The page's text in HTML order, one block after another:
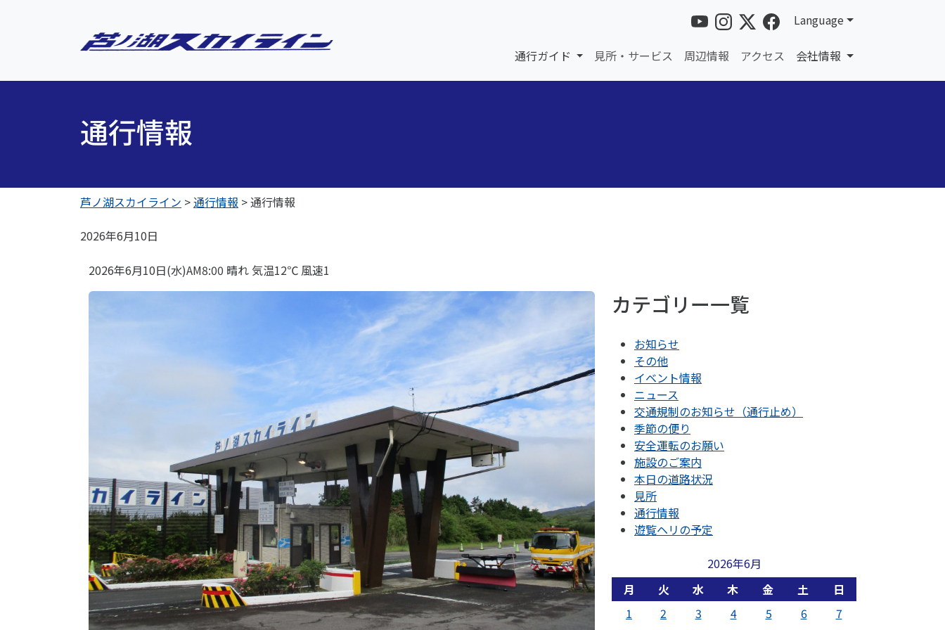
Language
通行ガイド 見所・サービス 周辺情報 アクセス 会社情報
通行情報
芦ノ湖スカイライン >通行情報 >通行情報
2026年6月10日
2026年6月10日(水)AM8:00 晴れ 気温12℃ 風速1
カテゴリー一覧
お知らせ
その他
イベント情報
ニュース
交通規制のお知らせ（通行止め）
季節の便り
安全運転のお願い
施設のご案内
本日の道路状況
見所
通行情報
遊覧ヘリの予定
2026年6月
月
火 水 木 金 土
日
1
2 3 4 5 6
7